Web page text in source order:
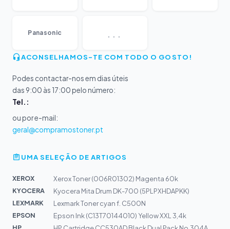
Panasonic ...
ACONSELHAMOS-TE COM TODO O GOSTO!
Podes contactar-nos em dias úteis
das 9:00 às 17:00 pelo número:
Tel.:
ou por e-mail:
geral@compramostoner.pt
UMA SELEÇÃO DE ARTIGOS
XEROX
Xerox Toner (006R01302) Magenta 60k
KYOCERA
Kyocera Mita Drum DK-700 (5PLPXHDAPKK)
LEXMARK
Lexmark Toner cyan f. C500N
EPSON
Epson Ink (C13T70144010) Yellow XXL 3,4k